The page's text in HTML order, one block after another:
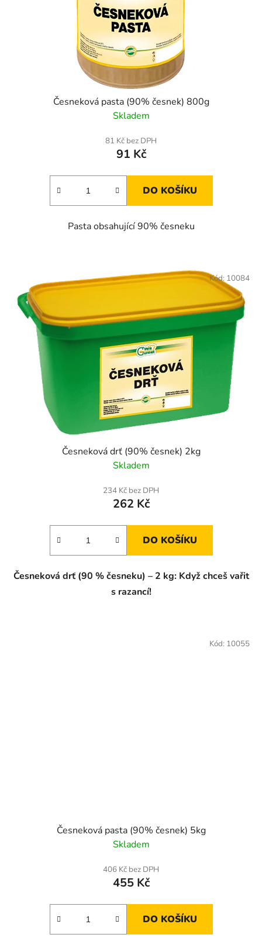
Česneková pasta (90% česnek) 800g
Skladem
81 Kč bez DPH
91 Kč
DO KOŠÍKU
Pasta obsahující 90% česneku
Česneková drť (90% česnek) 2kg
Skladem
234 Kč bez DPH
262 Kč
DO KOŠÍKU
Česneková drť (90 % česneku) – 2 kg: Když chceš vařit
s razancí!
Kód: 10084
Česneková pasta (90% česnek) 5kg
Skladem
406 Kč bez DPH
455 Kč
DO KOŠÍKU
Kód: 10055